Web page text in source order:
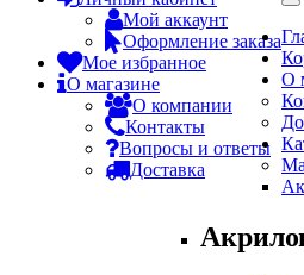
Мой аккаунт
Оформление заказа
Мое избранное
О магазине
О компании
Контакты
Вопросы и ответы
Доставка
О